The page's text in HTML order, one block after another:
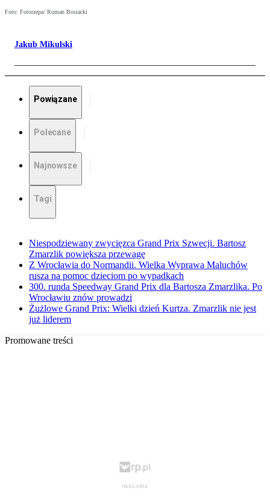
Foto: Fotorzepa/ Roman Bosiacki
Jakub Mikulski
Powiązane
Polecane
Najnowsze
Tagi
Niespodziewany zwycięzca Grand Prix Szwecji. Bartosz
Zmarzlik powiększa przewagę
Z Wrocławia do Normandii. Wielka Wyprawa Maluchów
rusza na pomoc dzieciom po wypadkach
300. runda Speedway Grand Prix dla Bartosza Zmarzlika. Po
Wrocławiu znów prowadzi
Żużlowe Grand Prix: Wielki dzień Kurtza. Zmarzlik nie jest
już liderem
Promowane treści